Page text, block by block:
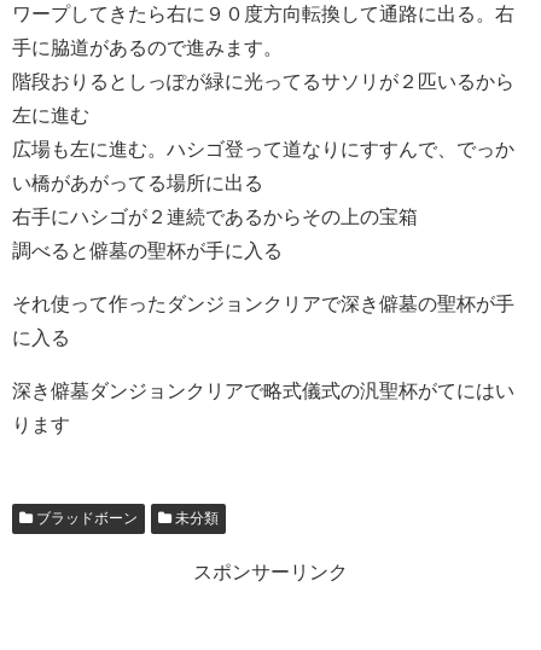
ワープしてきたら右に９０度方向転換して通路に出る。右
手に脇道があるので進みます。
階段おりるとしっぽが緑に光ってるサソリが２匹いるから
左に進む
広場も左に進む。ハシゴ登って道なりにすすんで、でっか
い橋があがってる場所に出る
右手にハシゴが２連続であるからその上の宝箱
調べると僻墓の聖杯が手に入る
それ使って作ったダンジョンクリアで深き僻墓の聖杯が手
に入る
深き僻墓ダンジョンクリアで略式儀式の汎聖杯がてにはい
ります
ブラッドボーン 未分類
スポンサーリンク